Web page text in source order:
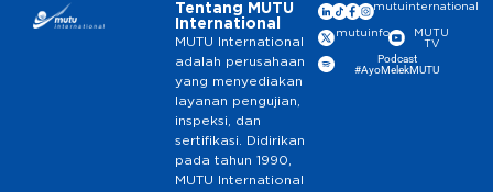
Tentang MUTU
International
MUTU International
adalah perusahaan
yang menyediakan
layanan pengujian,
inspeksi, dan
sertifikasi. Didirikan
pada tahun 1990,
MUTU International
mutuinternational
mutuinfo
MUTU
TV
Podcast
#AyoMelekMUTU